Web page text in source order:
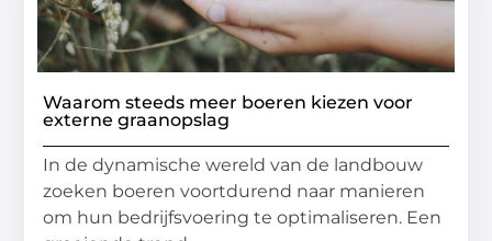
Waarom steeds meer boeren kiezen voor
externe graanopslag
In de dynamische wereld van de landbouw
zoeken boeren voortdurend naar manieren
om hun bedrijfsvoering te optimaliseren. Een